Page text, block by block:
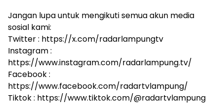
Jangan lupa untuk mengikuti semua akun media
sosial kami:
Twitter : https://x.com/radarlampungtv
Instagram :
https://www.instagram.com/radarlampung.tv/
Facebook :
https://www.facebook.com/radartvlampung/
Tiktok : https://www.tiktok.com/@radartvlampung